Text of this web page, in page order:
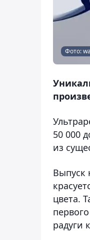
Фото:
50 000
из
Выпуск
цвета.
радуги